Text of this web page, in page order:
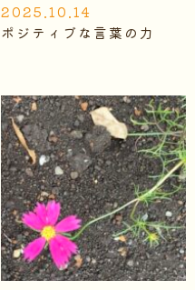
2025.10.14
ポジティブな言葉の力